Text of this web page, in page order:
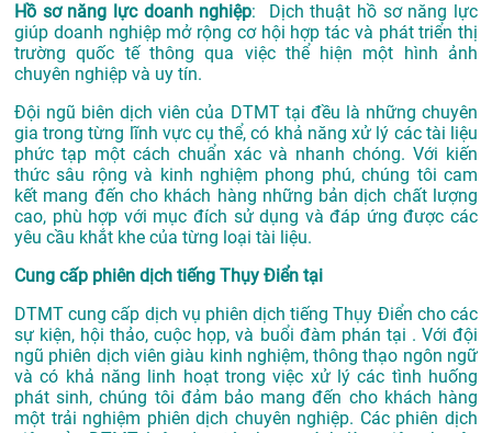
Hồ sơ năng lực doanh nghiệp: Dịch thuật hồ sơ năng lực
giúp doanh nghiệp mở rộng cơ hội hợp tác và phát triển thị
trường quốc tế thông qua việc thể hiện một hình ảnh
chuyên nghiệp và uy tín.
Đội ngũ biên dịch viên của DTMT tại đều là những chuyên
gia trong từng lĩnh vực cụ thể, có khả năng xử lý các tài liệu
phức tạp một cách chuẩn xác và nhanh chóng. Với kiến
thức sâu rộng và kinh nghiệm phong phú, chúng tôi cam
kết mang đến cho khách hàng những bản dịch chất lượng
cao, phù hợp với mục đích sử dụng và đáp ứng được các
yêu cầu khắt khe của từng loại tài liệu.
Cung cấp phiên dịch tiếng Thụy Điển tại
DTMT cung cấp dịch vụ phiên dịch tiếng Thụy Điển cho các
sự kiện, hội thảo, cuộc họp, và buổi đàm phán tại . Với đội
ngũ phiên dịch viên giàu kinh nghiệm, thông thạo ngôn ngữ
và có khả năng linh hoạt trong việc xử lý các tình huống
phát sinh, chúng tôi đảm bảo mang đến cho khách hàng
một trải nghiệm phiên dịch chuyên nghiệp. Các phiên dịch